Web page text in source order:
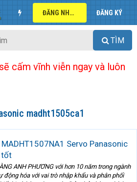
ĐĂNG NHẬP ĐĂNG KÝ
TÌM
cấm vĩnh viễn ngay và luôn
madht1505ca1
MADHT1507NA1 Servo Panasonic
tốt
ANH PHƯƠNG với hơn 10 năm trong ngành
động hóa với vai trò nhập khẩu và phân phối